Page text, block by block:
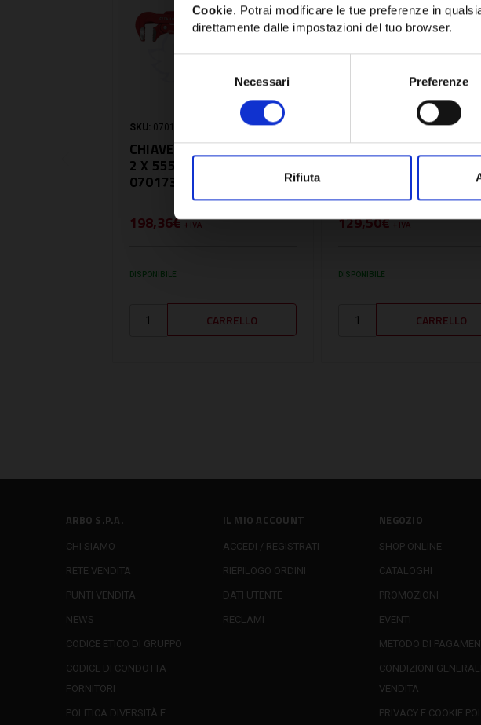
Cookie. Potrai modificare le tue preferenze in
direttamente dalle impostazioni del tuo browser.
Necessari Preferenze
Rifiuta
SKU: 070173002001
CHIAVE GIRATUBI SVEDESI
2 X 555 MM SERIE I01 -
070173002001
198,36€+ IVA
DISPONIBILE
070173001501
CHIAVE GIRATUBI
129,50€+ IVA
DISPONIBILE
ARBO S.P.A.
CHI SIAMO
RETE VENDITA
PUNTI VENDITA
NEWS
CODICE ETICO DI GRUPPO
CODICE DI CONDOTTA
FORNITORI
POLITICA DIVERSITÀ E
IL MIO ACCOUNT
ACCEDI / REGISTRATI
RIEPILOGO ORDINI
DATI UTENTE
RECLAMI
NEGOZIO
SHOP ONLINE
CATALOGHI
PROMOZIONI
EVENTI
METODO DI
CONDIZIONI
VENDITA
PRIVACY E COOKIE